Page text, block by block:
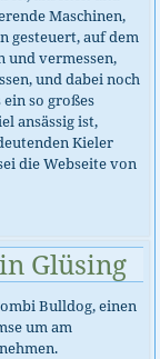
Maschinen,
gesteuert, auf dem
und vermessen,
und dabei noch
so großes
ansässig ist,
Kieler
die Webseite von
Glüsing
Bulldog, einen
um am